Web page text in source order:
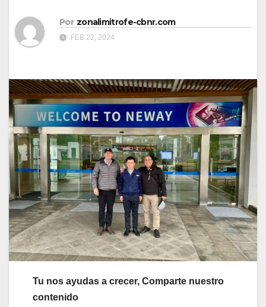
Por zonalimitrofe-cbnr.com
FEB 22, 2024
Tu nos ayudas a crecer, Comparte nuestro
contenido